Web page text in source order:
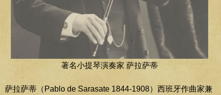
著名小提琴演奏家 萨拉萨蒂
萨拉萨蒂（Pablo de Sarasate 1844-1908）西班牙作曲家兼